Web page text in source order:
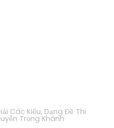
Các Kiểu, Dạng Đề Thi
Trọng Khánh